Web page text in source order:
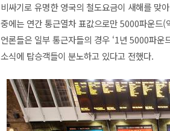
비싸기로 유명한 영국의 철도요금이 새해를 맞
중에는 연간 통근열차 표값으로만 5000파운드
언론들은 일부 통근자들의 경우 ‘1년 5000파운
소식에 탑승객들이 분노하고 있다고 전했다.